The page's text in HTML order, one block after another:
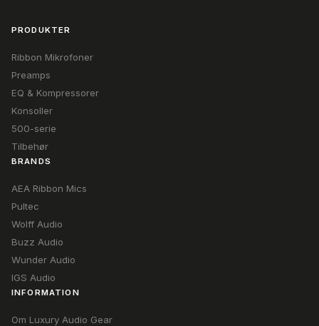
PRODUKTER
Ribbon Mikrofoner
Preamps
EQ & Kompressorer
Konsoller
500-serie
Tilbehør
BRANDS
AEA Ribbon Mics
Pultec
Wolff Audio
Buzz Audio
Wunder Audio
IGS Audio
INFORMATION
Om Luxury Audio Gear